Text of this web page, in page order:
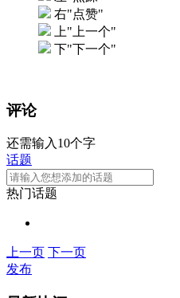
右"点赞"
上"上一个"
下"下一个"
评论
还需输入10个字
话题
热门话题
上一页 下一页
发布